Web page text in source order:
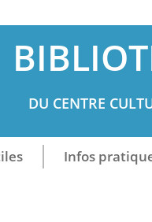
DU CENTRE
Infos